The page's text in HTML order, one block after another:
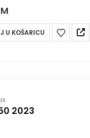
U KOŠARICU
2023